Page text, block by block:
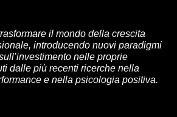
il mondo della crescita
introducendo nuovi paradigmi
nelle proprie
dalle più recenti ricerche nella
e nella psicologia positiva.